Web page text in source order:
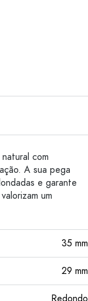
com
A sua pega
e garante
um
35 mm
29 mm